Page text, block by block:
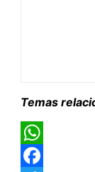
Temas
WhatsApp